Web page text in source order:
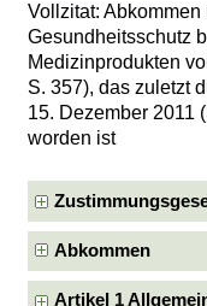
Vollzitat:
Gesundheitsschutz
Medizinprodukten
S. 357), das zuletzt
15. Dezember 2011
worden ist
Abkommen
Artikel 1